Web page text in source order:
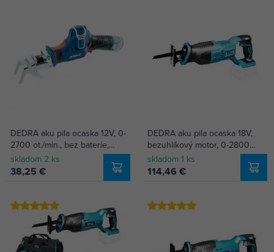
DEDRA aku pila ocaska 12V, 0-
2700 ot./min., bez baterie,
DED7338
skladom 2 ks
38,25 €
DEDRA aku pila ocaska 18V,
bezuhlíkový motor, 0-2800
km./min., bez baterie, DED7161
skladom 1 ks
114,46 €